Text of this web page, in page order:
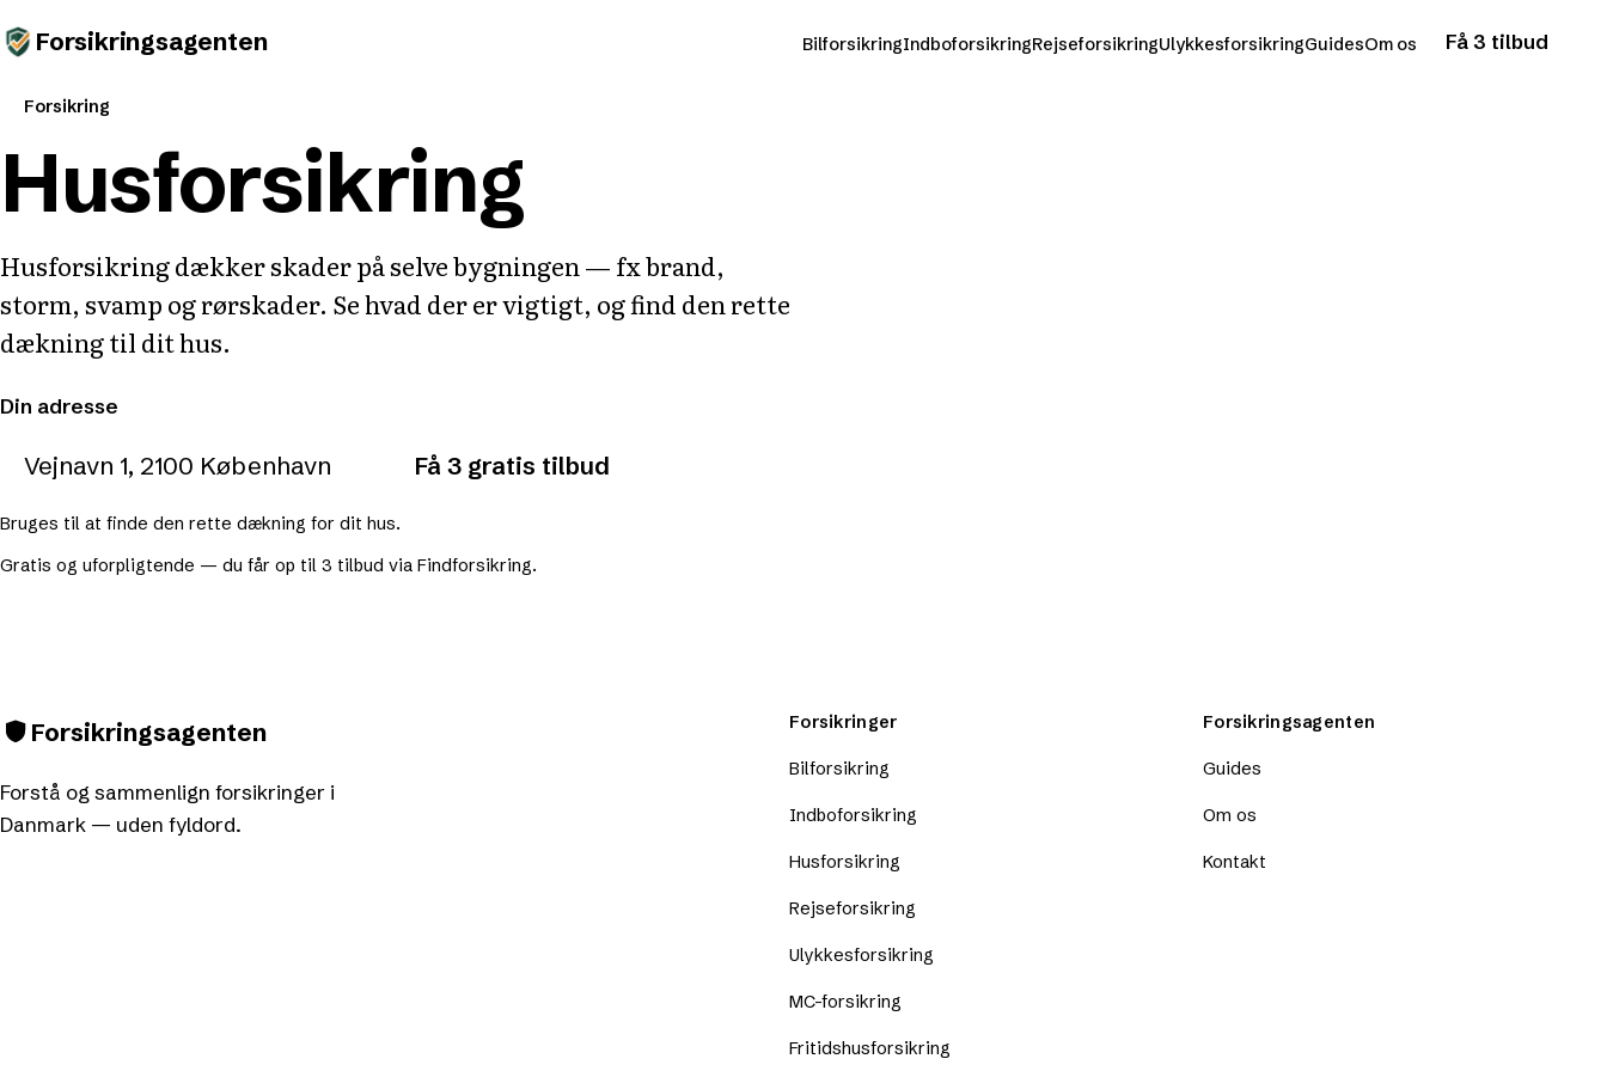
Forsikringsagenten BilforsikringIndboforsikringRejseforsikringUlykkesforsikringGuidesOm os Få 3 tilbud
Forsikring
Husforsikring
Husforsikring dækker skader på selve bygningen — fx brand,
storm, svamp og rørskader. Se hvad der er vigtigt, og find den rette
dækning til dit hus.
Din adresse
Få 3 gratis tilbud
Bruges til at finde den rette dækning for dit hus.
Gratis og uforpligtende — du får op til 3 tilbud via Findforsikring.
Forsikringsagenten
Forstå og sammenlign forsikringer i
Danmark — uden fyldord.
Forsikringer
Bilforsikring
Indboforsikring
Husforsikring
Rejseforsikring
Ulykkesforsikring
MC-forsikring
Fritidshusforsikring
Forsikringsagenten
Guides
Om os
Kontakt